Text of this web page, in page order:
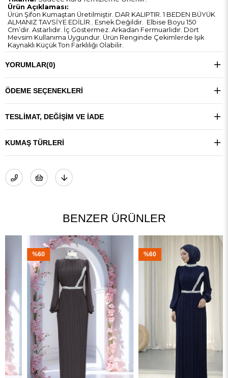
Ürün Açıklaması:
Ürün Şifon Kumaştan Üretilmiştir. DAR KALIPTIR. 1 BEDEN BÜYÜK
ALMANIZ TAVSİYE EDİLİR.. Esnek Değildir. Elbise Boyu 150
Cm’dir. Astarlıdır. İç Göstermez. Arkadan Fermuarlıdır. Dört
Mevsim Kullanıma Uygundur. Ürün Renginde Çekimlerde Işık
Kaynaklı Küçük Ton Farklılığı Olabilir.
YORUMLAR(0)
ÖDEME SEÇENEKLERI
TESLIMAT, DEĞIŞIM VE İADE
KUMAŞ TÜRLERI
BENZER ÜRÜNLER